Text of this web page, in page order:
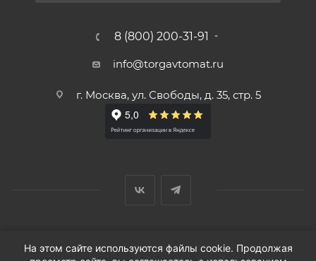
8 (800) 200-31-91
info@torgavtomat.ru
г. Москва, ул. Свободы, д. 35, стр. 5
© ООО «Вендорс», 1999-2026 г.
На этом сайте используются файлы cookie. Продолжая